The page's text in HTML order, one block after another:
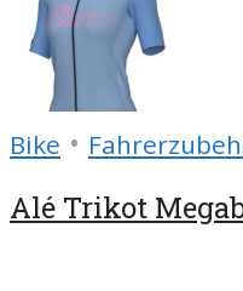
Bike •
Alé Trikot